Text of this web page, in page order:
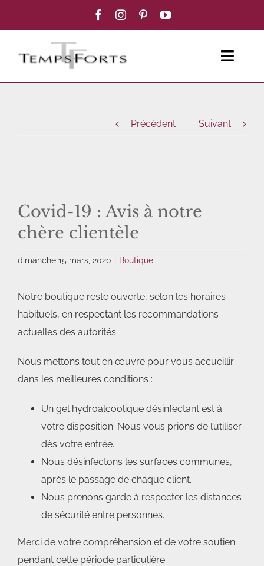
BLOG MODE
CONTACT
Précédent Suivant
Covid-19 : Avis à notre
chère clientèle
dimanche 15 mars, 2020 Boutique
Notre boutique reste ouverte, selon les horaires
habituels, en respectant les recommandations
actuelles des autorités.
Nous mettons tout en œuvre pour vous accueillir
dans les meilleures conditions :
Un gel hydroalcoolique désinfectant est à
votre disposition. Nous vous prions de l’utiliser
dès votre entrée.
Nous désinfectons les surfaces communes,
après le passage de chaque client.
Nous prenons garde à respecter les distances
de sécurité entre personnes.
Merci de votre compréhension et de votre soutien
pendant cette période particulière.